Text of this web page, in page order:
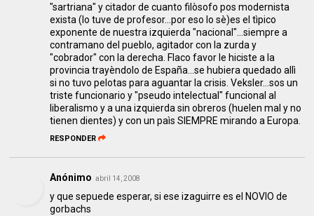
"sartriana" y citador de cuanto filòsofo pos modernista
exista (lo tuve de profesor...por eso lo sè)es el tìpico
exponente de nuestra izquierda "nacional"...siempre a
contramano del pueblo, agitador con la zurda y
"cobrador" con la derecha. Flaco favor le hiciste a la
provincia trayèndolo de España...se hubiera quedado allì
si no tuvo pelotas para aguantar la crisis. Veksler...sos un
triste funcionario y "pseudo intelectual" funcional al
liberalismo y a una izquierda sin obreros (huelen mal y no
tienen dientes) y con un paìs SIEMPRE mirando a Europa.
RESPONDER
Anónimo abril 14, 2008
y que sepuede esperar, si ese izaguirre es el NOVIO de
gorbachs